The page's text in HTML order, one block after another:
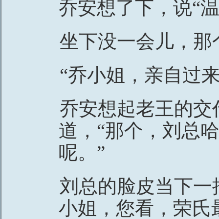
乔安想了下，说“
坐下没一会儿，
“乔小姐，亲自过
乔安想起老王的
道，“那个，刘总
呢。”
刘总的脸皮当下
小姐，您看，荣氏